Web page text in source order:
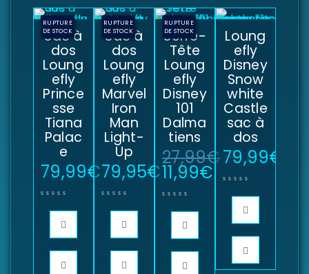
RUPTURE
DE STOCK
Sac à
dos
Loung
efly
Prince
sse
Tiana
Palac
e
79,99€
RUPTURE
DE STOCK
Sac à
dos
Loung
efly
Marvel
Iron
Man
Light-
Up
79,95€
RUPTURE
DE STOCK
Serre-
Tête
Loung
efly
Disney
101
Dalma
tiens
27,99€
11,99€
Loung
efly
Disney
Snow
white
Castle
sac à
dos
79,99€